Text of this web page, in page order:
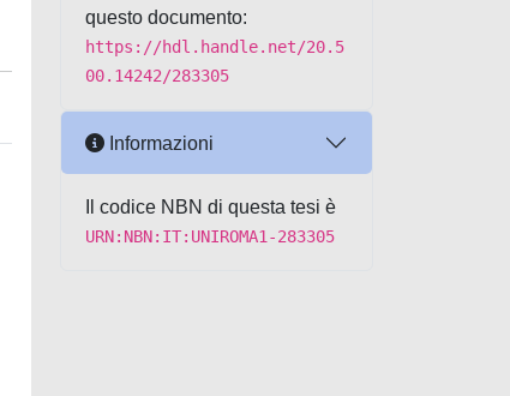
questo documento:
https://hdl.handle.net/20.5
00.14242/283305
Informazioni
Il codice NBN di questa tesi è
URN:NBN:IT:UNIROMA1-283305